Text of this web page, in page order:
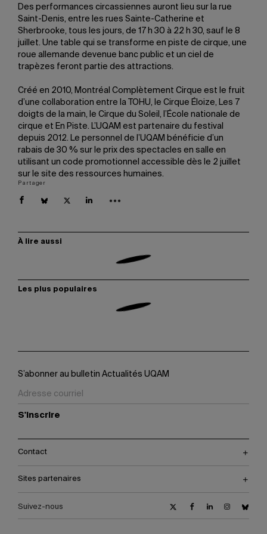
Des performances circassiennes auront lieu sur la rue
Saint-Denis, entre les rues Sainte-Catherine et
Sherbrooke, tous les jours, de 17 h 30 à 22 h 30, sauf le 8
juillet. Une table qui se transforme en piste de cirque, une
roue allemande devenue banc public et un ciel de
trapèzes feront partie des attractions.
Créé en 2010, Montréal Complètement Cirque est le fruit
d’une collaboration entre la TOHU, le Cirque Éloize, Les 7
doigts de la main, le Cirque du Soleil, l’École nationale de
cirque et En Piste. L’UQAM est partenaire du festival
depuis 2012. Le personnel de l’UQAM bénéficie d’un
rabais de 30 % sur le prix des spectacles en salle en
utilisant un code promotionnel accessible dès le 2 juillet
sur le site des ressources humaines.
Partager
À lire aussi
Les plus populaires
S’abonner au bulletin Actualités UQAM
S'inscrire
Contact
Sites partenaires
Suivez-nous